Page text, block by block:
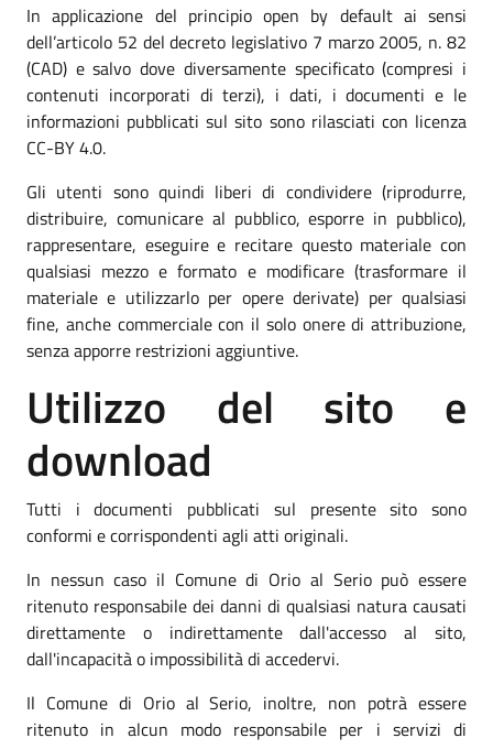
In applicazione del principio open by default ai sensi
dell’articolo 52 del decreto legislativo 7 marzo 2005, n. 82
(CAD) e salvo dove diversamente specificato (compresi i
contenuti incorporati di terzi), i dati, i documenti e le
informazioni pubblicati sul sito sono rilasciati con licenza
CC-BY 4.0.
Gli utenti sono quindi liberi di condividere (riprodurre,
distribuire, comunicare al pubblico, esporre in pubblico),
rappresentare, eseguire e recitare questo materiale con
qualsiasi mezzo e formato e modificare (trasformare il
materiale e utilizzarlo per opere derivate) per qualsiasi
fine, anche commerciale con il solo onere di attribuzione,
senza apporre restrizioni aggiuntive.
Utilizzo del sito e
download
Tutti i documenti pubblicati sul presente sito sono
conformi e corrispondenti agli atti originali.
In nessun caso il Comune di Orio al Serio può essere
ritenuto responsabile dei danni di qualsiasi natura causati
direttamente o indirettamente dall'accesso al sito,
dall'incapacità o impossibilità di accedervi.
Il Comune di Orio al Serio, inoltre, non potrà essere
ritenuto in alcun modo responsabile per i servizi di